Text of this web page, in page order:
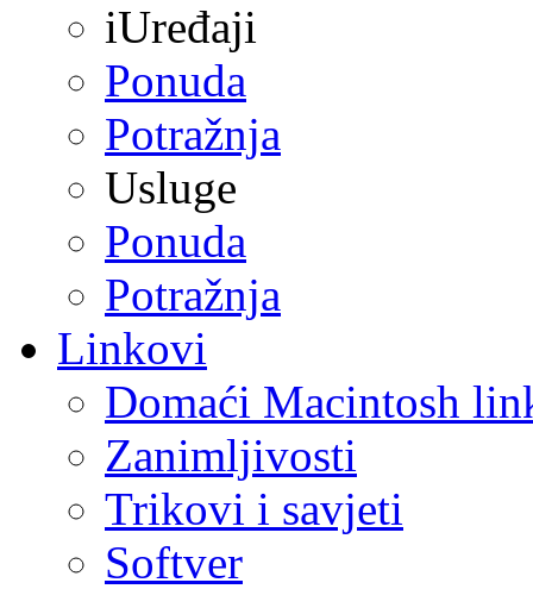
iUređaji
Ponuda
Potražnja
Usluge
Ponuda
Potražnja
Linkovi
Domaći Macintosh
Zanimljivosti
Trikovi i savjeti
Softver